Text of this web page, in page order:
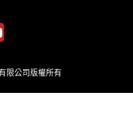
限公司版權所有